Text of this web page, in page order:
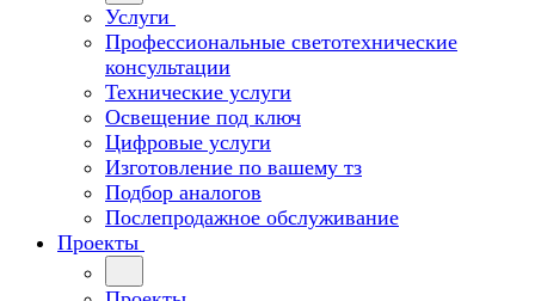
Услуги
Профессиональные светотехнические
консультации
Технические услуги
Освещение под ключ
Цифровые услуги
Изготовление по вашему тз
Подбор аналогов
Послепродажное обслуживание
Проекты